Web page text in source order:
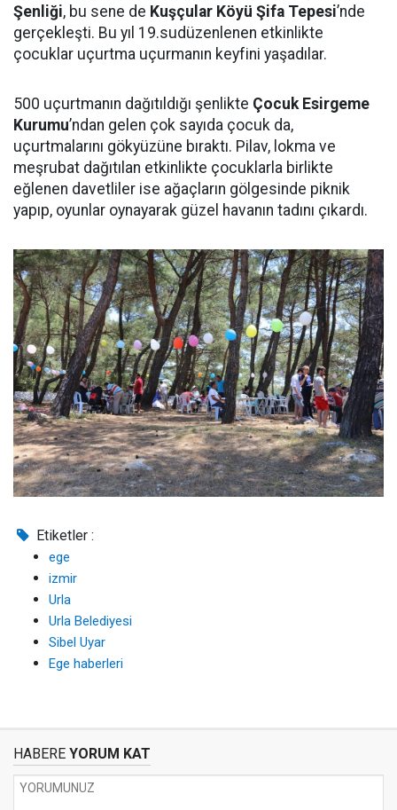
Şenliği, bu sene de Kuşçular Köyü Şifa Tepesi’nde
gerçekleşti. Bu yıl 19.sudüzenlenen etkinlikte
çocuklar uçurtma uçurmanın keyfini yaşadılar.
500 uçurtmanın dağıtıldığı şenlikte Çocuk Esirgeme
Kurumu’ndan gelen çok sayıda çocuk da,
uçurtmalarını gökyüzüne bıraktı. Pilav, lokma ve
meşrubat dağıtılan etkinlikte çocuklarla birlikte
eğlenen davetliler ise ağaçların gölgesinde piknik
yapıp, oyunlar oynayarak güzel havanın tadını çıkardı.
Etiketler :
ege
izmir
Urla
Urla Belediyesi
Sibel Uyar
Ege haberleri
HABERE YORUM KAT